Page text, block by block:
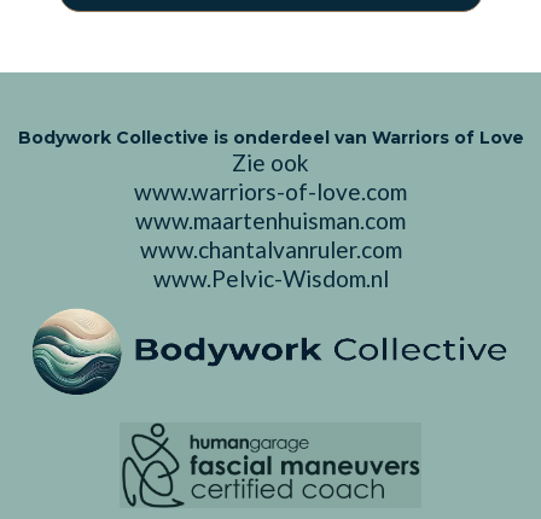
Bodywork Collective is onderdeel van Warriors of Love
Zie ook
www.warriors-of-love.com
www.maartenhuisman.com
www.chantalvanruler.com
www.Pelvic-Wisdom.nl